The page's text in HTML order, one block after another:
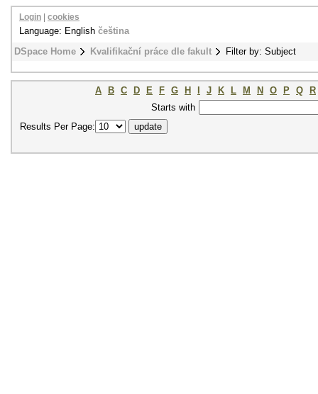
DSpace Home Kvalifikační práce dle fakult Filter by: Subject
Login cookies
Language: English čeština
A B C D E F G H J K L M N O P Q
R
Starts with
Results Per Page: